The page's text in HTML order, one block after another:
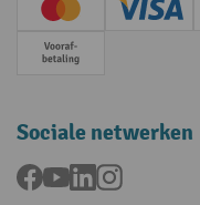
Creditcard (Master)
Vooruitbetaling
Sociale netwerken
Facebook
YouTubeLinkedInInstagram